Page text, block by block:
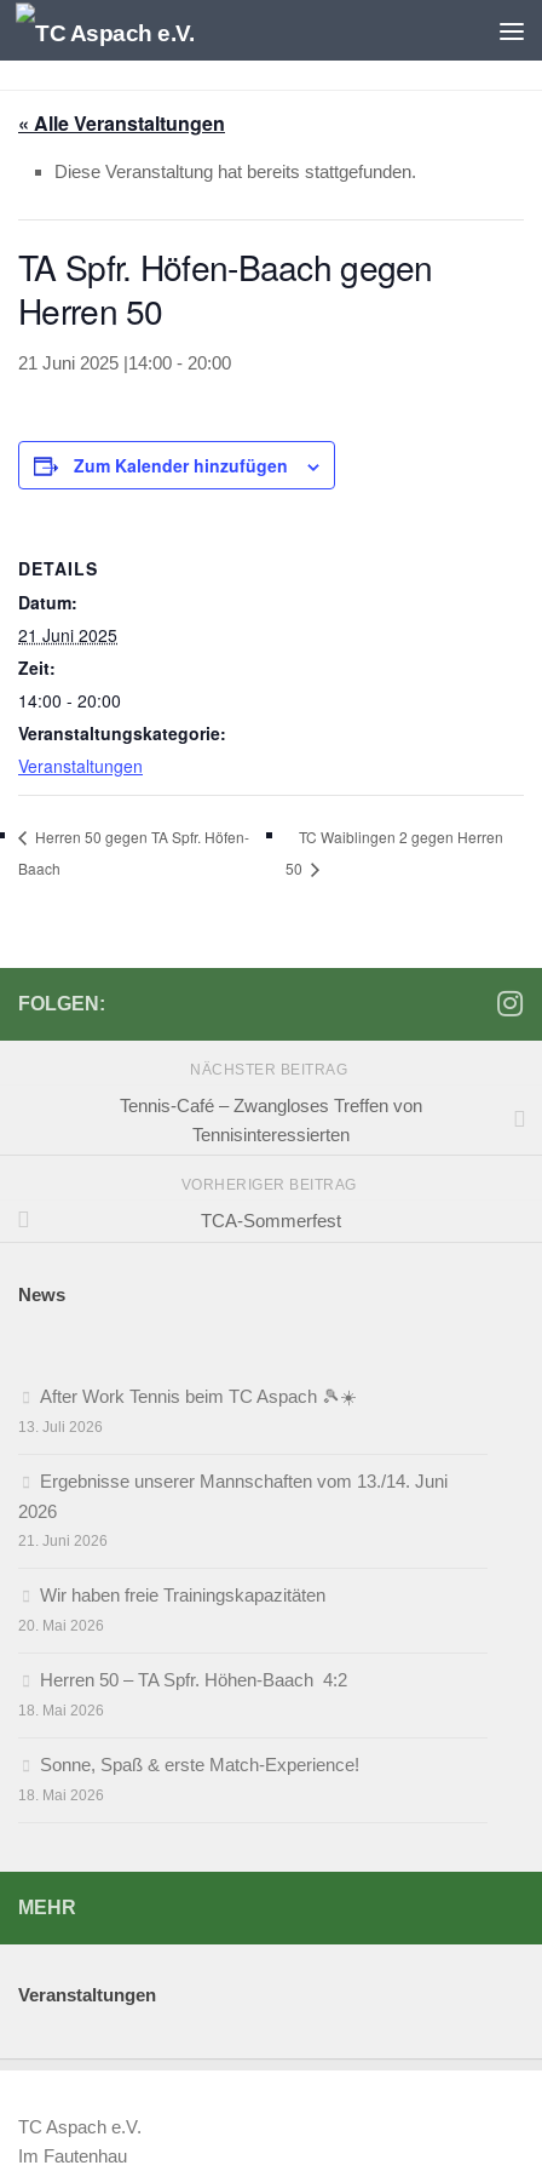
Zum Inhalt springen
« Alle Veranstaltungen
Diese Veranstaltung hat bereits stattgefunden.
TA Spfr. Höfen-Baach gegen
Herren 50
21 Juni 2025 |14:00 - 20:00
Zum Kalender hinzufügen
DETAILS
Datum:
21 Juni 2025
Zeit:
14:00 - 20:00
Veranstaltungskategorie:
Veranstaltungen
Herren 50 gegen TA Spfr. Höfen-
Baach
TC Waiblingen 2 gegen Herren
50
FOLGEN:
NÄCHSTER BEITRAG
Tennis-Café – Zwangloses Treffen von
Tennisinteressierten
VORHERIGER BEITRAG
TCA-Sommerfest
News
After Work Tennis beim TC Aspach 🎾☀️
13. Juli 2026
Ergebnisse unserer Mannschaften vom 13./14. Juni
2026
21. Juni 2026
Wir haben freie Trainingskapazitäten
20. Mai 2026
Herren 50 – TA Spfr. Höhen-Baach 4:2
18. Mai 2026
Sonne, Spaß & erste Match-Experience!
18. Mai 2026
MEHR
Veranstaltungen
TC Aspach e.V.
Im Fautenhau